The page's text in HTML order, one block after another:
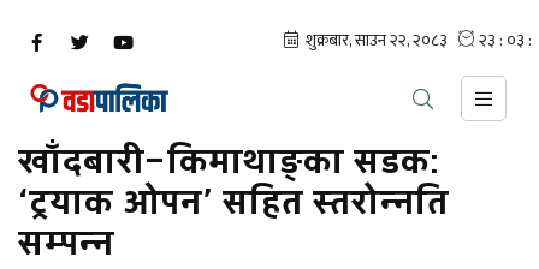
खाँदबारी–किमाथाङ्का सडक:
‘ट्रयाक ओपन’ सहित स्तरोन्नति
सम्पन्न